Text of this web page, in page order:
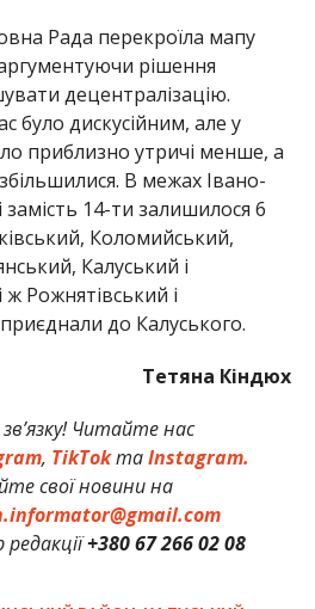
Рада перекроїла мапу
рішення
децентралізацію.
було дискусійним, але у
приблизно утричі менше, а
В межах Івано-
замість 14-ти залишилося 6
Коломийський,
Калуський і
Рожнятівський і
до Калуського.
Тетяна Кіндюх
Читайте нас
, TikTokтаInstagram.
свої новини на
+380 67 266 02 08